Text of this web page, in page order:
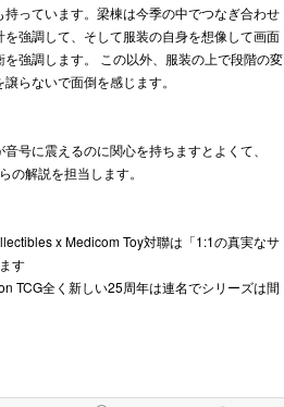
っています。梁棟は今季の中でつなぎ合わせ
強調して、そして服装の自身を想像して画面
強調します。 この以外、服装の上で段階の変
らないで面倒を感じます。
号に震えるのに関心を持ちますとよくて、
の解説を担当します。
x Medicom Toy対聯は「1:1の真実なサ
す
TCG全く新しい25周年は連名でシリーズは間